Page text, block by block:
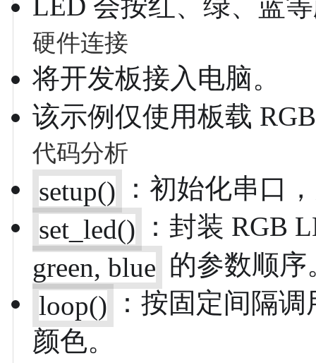
硬件连接
将开发板接入电脑。
该示例仅使用板载
代码分析
setup()
：初始化串口
set_led()
：封装 RGB
green, blue 的参数顺序
loop()
：按固定间隔
颜色。